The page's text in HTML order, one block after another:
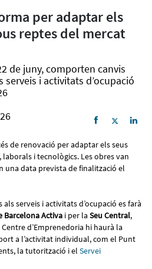
per adaptar els
reptes del mercat
de juny, comporten canvis
serveis i activitats d’ocupació
de renovació per adaptar els seus
i tecnològics. Les obres van
una data prevista de finalització el
serveis i activitats d’ocupació es farà
Barcelona Activa i per la Seu Central,
d’Emprenedoria hi haurà la
a l’activitat individual, com el Punt
la tutorització i el Servei